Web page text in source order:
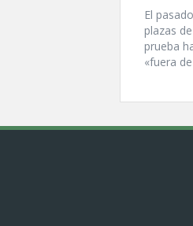
El
plazas
prueba
«fuera